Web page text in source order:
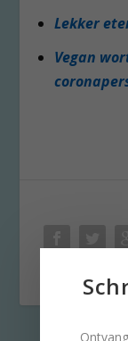
Lekker
Vegan